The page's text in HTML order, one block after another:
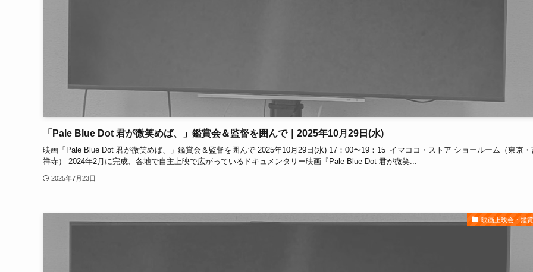
「Pale Blue Dot 君が微笑めば、」鑑賞会＆監督を囲んで｜2025年10月29日(水)
映画「Pale Blue Dot 君が微笑めば、」鑑賞会＆監督を囲んで 2025年10月29日(水) 17：00〜19：15 イマココ・ストア ショールーム（東京・
祥寺） 2024年2月に完成、各地で自主上映で広がっているドキュメンタリー映画『Pale Blue Dot 君が微笑...
2025年7月23日
映画上映会・鑑